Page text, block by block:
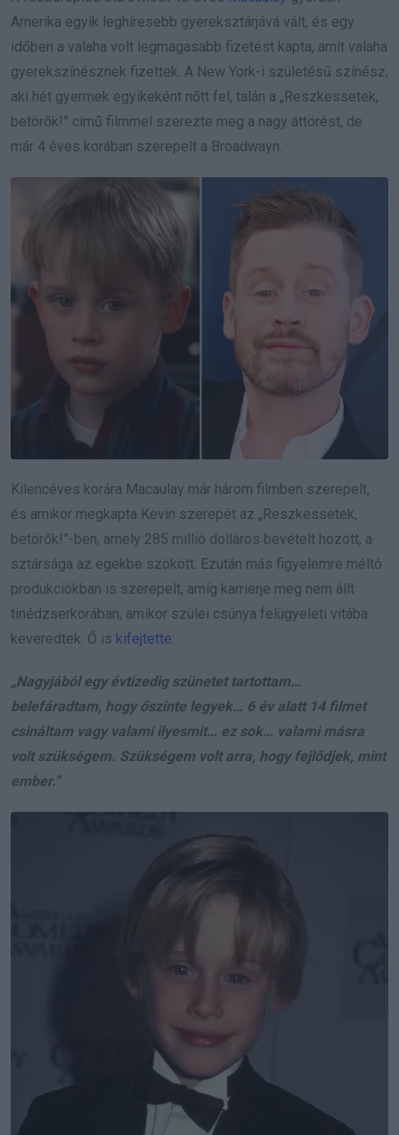
Amerika egyik leghíresebb gyereksztárjává vált, és egy
időben a valaha volt legmagasabb fizetést kapta, amit valaha
gyerekszínésznek fizettek. A New York-i születésű színész,
aki hét gyermek egyikeként nőtt fel, talán a „Reszkessetek,
betörők!” című filmmel szerezte meg a nagy áttörést, de
már 4 éves korában szerepelt a Broadwayn.
Kilencéves korára Macaulay már három filmben szerepelt,
és amikor megkapta Kevin szerepét az „Reszkessetek,
betörők!”-ben, amely 285 millió dolláros bevételt hozott, a
sztársága az egekbe szökött. Ezután más figyelemre méltó
produkciókban is szerepelt, amíg karrierje meg nem állt
tinédzserkorában, amikor szülei csúnya felügyeleti vitába
keveredtek. Ő is kifejtette:
„Nagyjából egy évtizedig szünetet tartottam…
belefáradtam, hogy őszinte legyek… 6 év alatt 14 filmet
csináltam vagy valami ilyesmit… ez sok… valami másra
volt szükségem. Szükségem volt arra, hogy fejlődjek, mint
ember.”